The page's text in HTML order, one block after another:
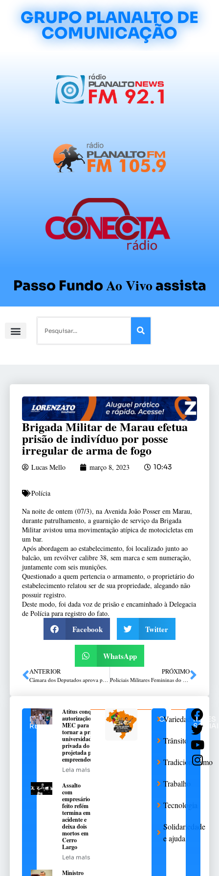
GRUPO PLANALTO DE
COMUNICAÇÃO
Passo FundoAo Vivoassista
Brigada Militar de Marau efetua
prisão de indivíduo por posse
irregular de arma de fogo
Lucas Mello março 8, 2023 10:43
Polícia
Na noite de ontem (07/3), na Avenida João Posser em Marau,
durante patrulhamento, a guarnição de serviço da Brigada
Militar avistou uma movimentação atípica de motocicletas em
um bar.
Após abordagem ao estabelecimento, foi localizado junto ao
balcão, um revólver calibre 38, sem marca e sem numeração,
juntamente com seis munições.
Questionado a quem pertencia o armamento, o proprietário do
estabelecimento relatou ser de sua propriedade, alegando não
possuir registro.
Deste modo, foi dada voz de prisão e encaminhado à Delegacia
de Polícia para registro do fato.
Facebook Twitter
WhatsApp
ANTERIOR
Câmara dos Deputados aprova programa de combate ao assédio sexual
PRÓXIMO
Policiais Militares Femininas do 3º RPMon realizam doações de rosas em comemoração ao Dia Internacional da Mulher em Passo Fundo
NOTÍCIAS
RELACIONADAS
Atitus conquista
autorização do
MEC para se
tornar a primeira
universidade
privada do RS
projetada para o
empreendedorismo
Leia mais
Assalto
com
empresário
feito refém
termina em
acidente e
deixa dois
mortos em
Cerro
Largo
Leia mais
Ministro
CATEGORIAS
Variedades
Trânsito
Tradicionalismo
Trabalho
Tecnologia
Solidariedade
e ajuda
REDES